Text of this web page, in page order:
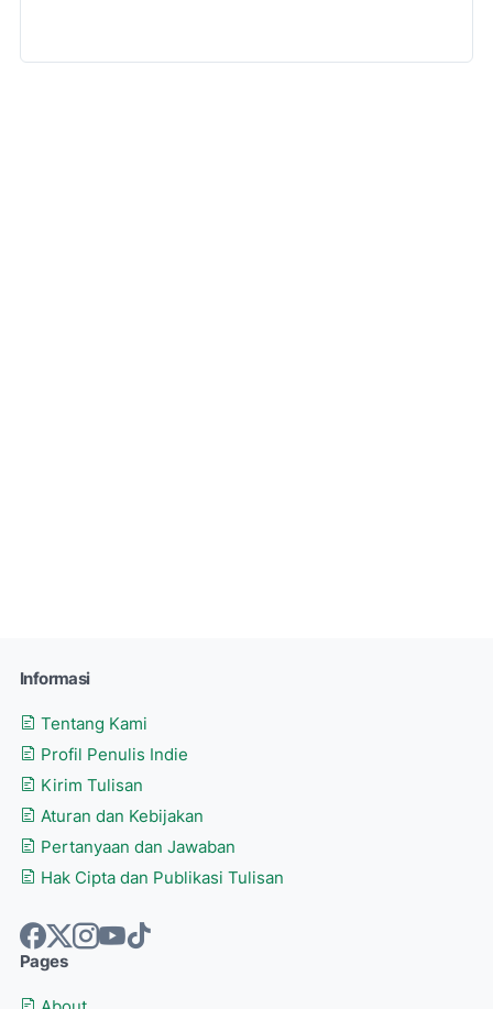
Informasi
Tentang Kami
Profil Penulis Indie
Kirim Tulisan
Aturan dan Kebijakan
Pertanyaan dan Jawaban
Hak Cipta dan Publikasi Tulisan
Pages